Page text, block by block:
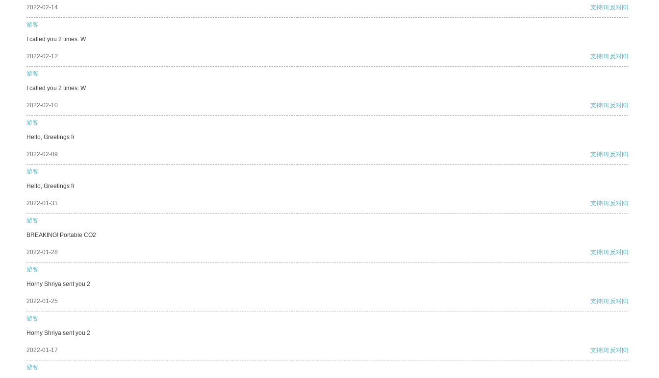
2022-02-14 支持[0] 反对[0]
游客
I called you 2 times. W
2022-02-12 支持[0] 反对[0]
游客
I called you 2 times. W
2022-02-10 支持[0] 反对[0]
游客
Hello, Greetings fr
2022-02-09 支持[0] 反对[0]
游客
Hello, Greetings fr
2022-01-31 支持[0] 反对[0]
游客
BREAKING! Portable CO2
2022-01-28 支持[0] 反对[0]
游客
Horny Shriya sent you 2
2022-01-25 支持[0] 反对[0]
游客
Horny Shriya sent you 2
2022-01-17 支持[0] 反对[0]
游客